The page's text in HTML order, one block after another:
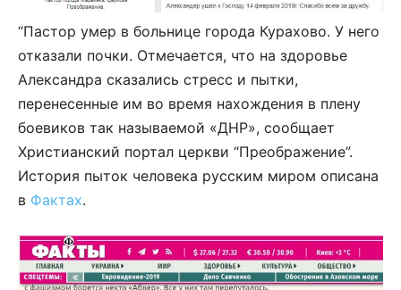
“Пастор умер в больнице города Курахово. У него
отказали почки. Отмечается, что на здоровье
Александра сказались стресс и пытки,
перенесенные им во время нахождения в плену
боевиков так называемой «ДНР», сообщает
Христианский портал церкви “Преображение”.
История пыток человека русским миром описана
в Фактах.